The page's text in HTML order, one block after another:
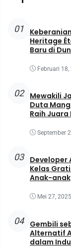
01
Heritage
Baru di
Februari 18,
02
Mewakili
Duta
Raih
September
03
Developer
Kelas
Anak-anak
Mei 27, 2025
04
Gembili
Alternatif
dalam